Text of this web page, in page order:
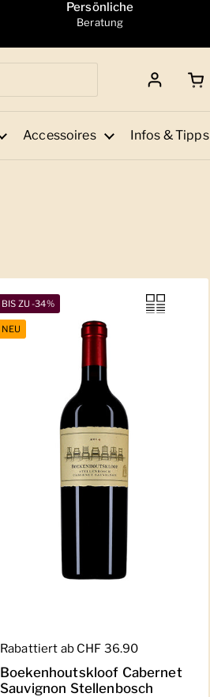
Persönliche
Beratung
Accessoires Infos & Tipps
Regulärer Preis
Rabattiert ab CHF 36.90
Boekenhoutskloof Cabernet
Sauvignon Stellenbosch
BIS ZU -34%
NEU